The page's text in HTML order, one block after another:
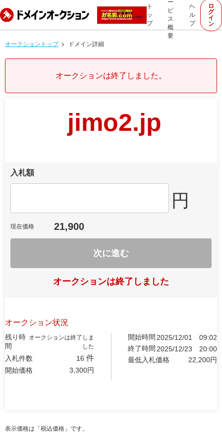
ト
ッ
プ
ー
ビ
ス
概
要
ヘ
ル
プ
ロ
グ
イ
ン
オークショントップ ドメイン詳細
オークションは終了しました。
jimo2.jp
入札額
円
現在価格 21,900
次に進む
オークションは終了しました
オークション状況
残り時
間
オークションは終了しま
した
入札件数 16 件
開始価格 3,300円
開始時間 2025/12/01
09:02
終了時間 2025/12/23
20:00
最低入札価格
22,200円
表示価格は「税込価格」です。